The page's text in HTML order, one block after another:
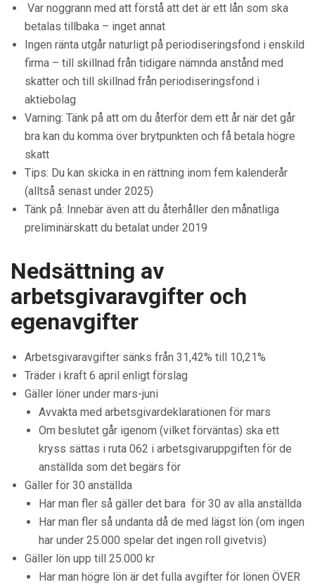
Var noggrann med att förstå att det är ett lån som ska
betalas tillbaka – inget annat
Ingen ränta utgår naturligt på periodiseringsfond i enskild
firma – till skillnad från tidigare nämnda anstånd med
skatter och till skillnad från periodiseringsfond i
aktiebolag
Varning: Tänk på att om du återför dem ett år när det går
bra kan du komma över brytpunkten och få betala högre
skatt
Tips: Du kan skicka in en rättning inom fem kalenderår
(alltså senast under 2025)
Tänk på: Innebär även att du återhåller den månatliga
preliminärskatt du betalat under 2019
Nedsättning av
arbetsgivaravgifter och
egenavgifter
Arbetsgivaravgifter sänks från 31,42% till 10,21%
Träder i kraft 6 april enligt förslag
Gäller löner under mars-juni
Avvakta med arbetsgivardeklarationen för mars
Om beslutet går igenom (vilket förväntas) ska ett
kryss sättas i ruta 062 i arbetsgivaruppgiften för de
anställda som det begärs för
Gäller för 30 anställda
Har man fler så gäller det bara för 30 av alla anställda
Har man fler så undanta då de med lägst lön (om ingen
har under 25.000 spelar det ingen roll givetvis)
Gäller lön upp till 25.000 kr
Har man högre lön är det fulla avgifter för lönen ÖVER